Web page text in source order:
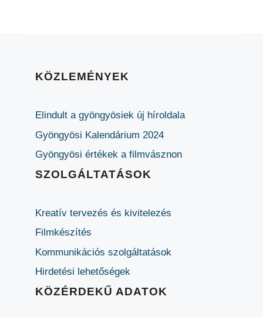
KÖZLEMÉNYEK
Elindult a gyöngyösiek új híroldala
Gyöngyösi Kalendárium 2024
Gyöngyösi értékek a filmvásznon
SZOLGÁLTATÁSOK
Kreatív tervezés és kivitelezés
Filmkészítés
Kommunikációs szolgáltatások
Hirdetési lehetőségek
KÖZÉRDEKŰ ADATOK